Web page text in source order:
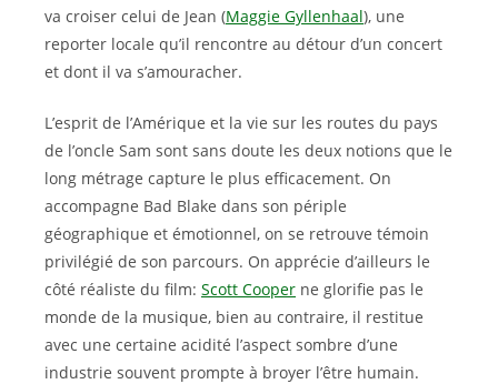
va croiser celui de Jean (Maggie Gyllenhaal), une
reporter locale qu’il rencontre au détour d’un concert
et dont il va s’amouracher.
L’esprit de l’Amérique et la vie sur les routes du pays
de l’oncle Sam sont sans doute les deux notions que le
long métrage capture le plus efficacement. On
accompagne Bad Blake dans son périple
géographique et émotionnel, on se retrouve témoin
privilégié de son parcours. On apprécie d’ailleurs le
côté réaliste du film: Scott Cooper ne glorifie pas le
monde de la musique, bien au contraire, il restitue
avec une certaine acidité l’aspect sombre d’une
industrie souvent prompte à broyer l’être humain.